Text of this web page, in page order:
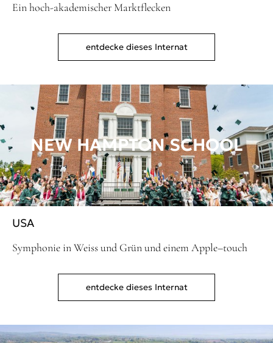
Ein hoch-akademischer Marktflecken
entdecke dieses Internat
NEW HAMPTON SCHOOL
USA
Symphonie in Weiss und Grün und einem Apple–touch
entdecke dieses Internat